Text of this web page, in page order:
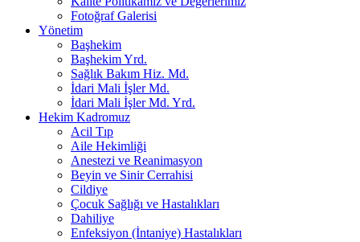
Fotoğraf Galerisi
Yönetim
Başhekim
Başhekim Yrd.
Sağlık Bakım Hiz. Md.
İdari Mali İşler Md.
İdari Mali İşler Md. Yrd.
Hekim Kadromuz
Acil Tıp
Aile Hekimliği
Anestezi ve Reanimasyon
Beyin ve Sinir Cerrahisi
Cildiye
Çocuk Sağlığı ve Hastalıkları
Dahiliye
Enfeksiyon (İntaniye) Hastalıkları